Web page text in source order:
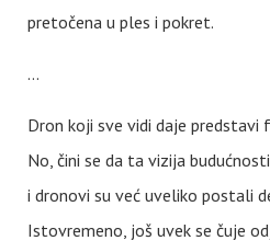
pretočena u ples i pokret.
...
Dron koji sve vidi daje
No, čini se da ta vizija
i dronovi su već uveliko postali
Istovremeno, još uvek se čuje